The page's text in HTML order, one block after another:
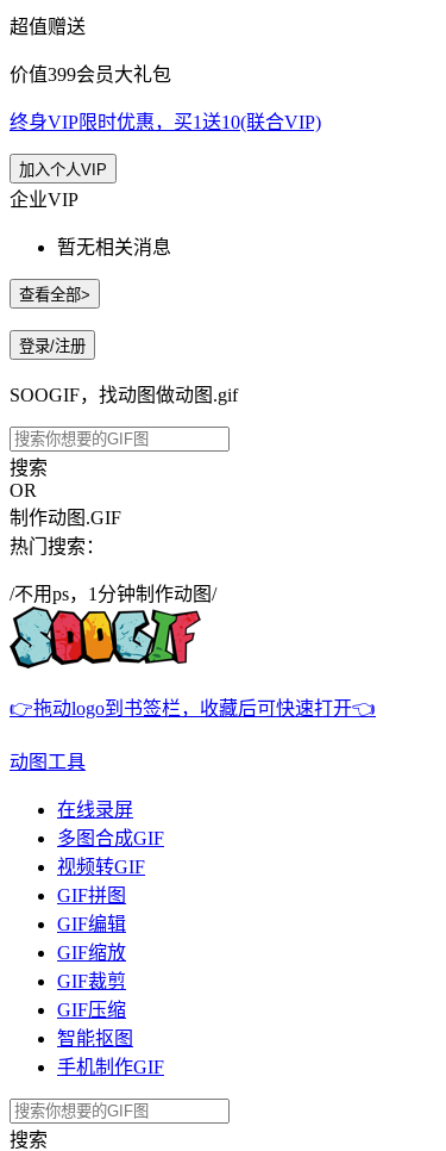
超值赠送
价值399会员大礼包
终身VIP限时优惠，买1送10(联合VIP)
加入个人VIP
企业VIP
暂无相关消息
查看全部>
登录/注册
SOOGIF，找动图做动图.gif
搜索
OR
制作动图.GIF
热门搜索：
/不用ps，1分钟制作动图/
👉拖动logo到书签栏，收藏后可快速打开👈
动图工具
在线录屏
多图合成GIF
视频转GIF
GIF拼图
GIF编辑
GIF缩放
GIF裁剪
GIF压缩
智能抠图
手机制作GIF
搜索